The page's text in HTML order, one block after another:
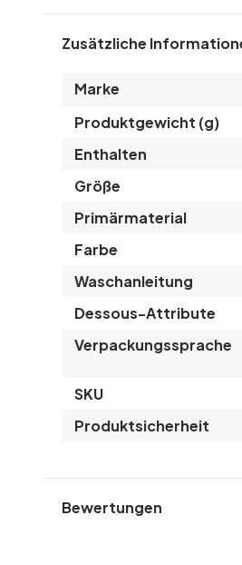
Zusätzliche
Marke
Produktgewicht (g)
Enthalten
Größe
Primärmaterial
Farbe
Waschanleitung
Dessous-Attribute
Verpackungssprache
SKU
Produktsicherheit
Bewertungen